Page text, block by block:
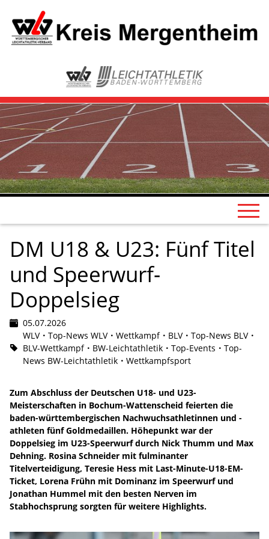
DM U18 & U23: Fünf Titel
und Speerwurf-
Doppelsieg
05.07.2026
WLV
Top-News WLV Wettkampf BLV
Top-News BLV
BLV-Wettkampf
BW-Leichtathletik Top-Events
Top-
News BW-Leichtathletik
Wettkampfsport
Zum Abschluss der Deutschen U18- und U23-
Meisterschaften in Bochum-Wattenscheid feierten die
baden-württembergischen Nachwuchsathletinnen und -
athleten fünf Goldmedaillen. Höhepunkt war der
Doppelsieg im U23-Speerwurf durch Nick Thumm und Max
Dehning. Rosina Schneider mit fulminanter
Titelverteidigung, Teresie Hess mit Last-Minute-U18-EM-
Ticket, Lorena Frühn mit Dominanz im Speerwurf und
Jonathan Hummel mit den besten Nerven im
Stabhochsprung sorgten für weitere Highlights.